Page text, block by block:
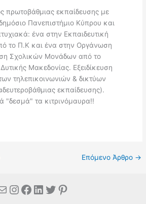
πρωτοβάθμιας εκπαίδευσης με
Πανεπιστήμιο Κύπρου και
ένα στην Εκπαιδευτική
το Π.Κ και ένα στην Οργάνωση
Σχολικών Μονάδων από το
Μακεδονίας. Εξειδίκευση
τηλεπικοινωνιών & δικτύων
εκπαίδευσης).
"δεσμά" τα κιτρινόμαυρα!!
Επόμενο Άρθρο →
Instagram
Facebook
Linkedin
Twitter
Pinterest